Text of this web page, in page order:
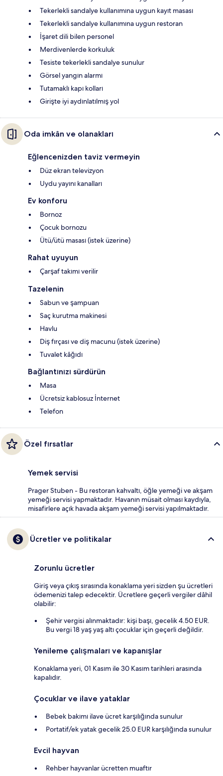
Tekerlekli sandalye kullanımına uygun kayıt masası
Tekerlekli sandalye kullanımına uygun restoran
İşaret dili bilen personel
Merdivenlerde korkuluk
Tesiste tekerlekli sandalye sunulur
Görsel yangın alarmı
Tutamaklı kapı kolları
Girişte iyi aydınlatılmış yol
Oda imkân ve olanakları
Eğlencenizden taviz vermeyin
Düz ekran televizyon
Uydu yayını kanalları
Ev konforu
Bornoz
Çocuk bornozu
Ütü/ütü masası (istek üzerine)
Rahat uyuyun
Çarşaf takımı verilir
Tazelenin
Sabun ve şampuan
Saç kurutma makinesi
Havlu
Diş fırçası ve diş macunu (istek üzerine)
Tuvalet kâğıdı
Bağlantınızı sürdürün
Masa
Ücretsiz kablosuz İnternet
Telefon
Özel fırsatlar
Yemek servisi
Prager Stuben - Bu restoran kahvaltı, öğle yemeği ve akşam
yemeği servisi yapmaktadır. Havanın müsait olması kaydıyla,
misafirlere açık havada akşam yemeği servisi yapılmaktadır.
Ücretler ve politikalar
Zorunlu ücretler
Giriş veya çıkış sırasında konaklama yeri sizden şu ücretleri
ödemenizi talep edecektir. Ücretlere geçerli vergiler dâhil
olabilir:
Şehir vergisi alınmaktadır: kişi başı, gecelik 4.50 EUR.
Bu vergi 18 yaş yaş altı çocuklar için geçerli değildir.
Yenileme çalışmaları ve kapanışlar
Konaklama yeri, 01 Kasım ile 30 Kasım tarihleri arasında
kapalıdır.
Çocuklar ve ilave yataklar
Bebek bakımı ilave ücret karşılığında sunulur
Portatif/ek yatak gecelik 25.0 EUR karşılığında sunulur
Evcil hayvan
Rehber hayvanlar ücretten muaftır